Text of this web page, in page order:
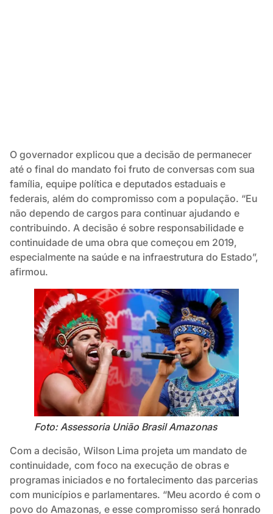
O governador explicou que a decisão de permanecer
até o final do mandato foi fruto de conversas com sua
família, equipe política e deputados estaduais e
federais, além do compromisso com a população. “Eu
não dependo de cargos para continuar ajudando e
contribuindo. A decisão é sobre responsabilidade e
continuidade de uma obra que começou em 2019,
especialmente na saúde e na infraestrutura do Estado”,
afirmou.
Foto: Assessoria União Brasil Amazonas
Com a decisão, Wilson Lima projeta um mandato de
continuidade, com foco na execução de obras e
programas iniciados e no fortalecimento das parcerias
com municípios e parlamentares. “Meu acordo é com o
povo do Amazonas, e esse compromisso será honrado